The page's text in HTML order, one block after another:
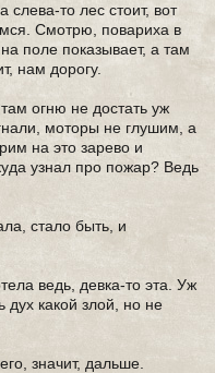
то лес стоит, вот
Смотрю, повариха в
поле показывает, а там
нам дорогу.
огню не достать уж
моторы не глушим, а
на это зарево и
узнал про пожар? Ведь
стало быть, и
ведь, девка-то эта. Уж
дух какой злой, но не
значит, дальше.